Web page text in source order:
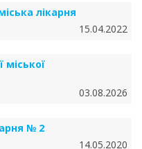
лікарня
15.04.2022
03.08.2026
№ 2
14.05.2020